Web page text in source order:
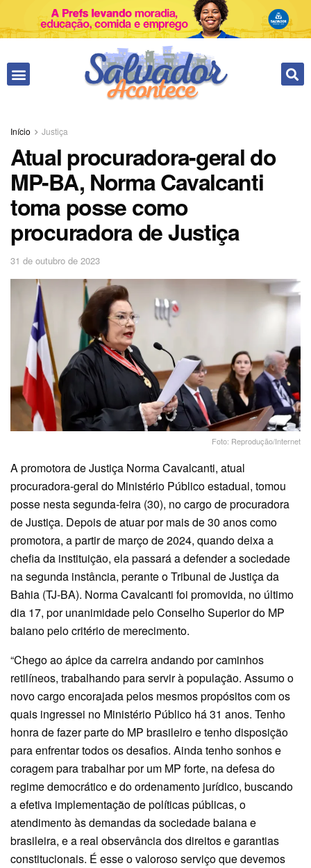
Início Justiça
Atual procuradora-geral do
MP-BA, Norma Cavalcanti
toma posse como
procuradora de Justiça
31 de outubro de 2023
Foto: Reprodução/Internet
A promotora de Justiça Norma Cavalcanti, atual
procuradora-geral do Ministério Público estadual, tomou
posse nesta segunda-feira (30), no cargo de procuradora
de Justiça. Depois de atuar por mais de 30 anos como
promotora, a partir de março de 2024, quando deixa a
chefia da instituição, ela passará a defender a sociedade
na segunda instância, perante o Tribunal de Justiça da
Bahia (TJ-BA). Norma Cavalcanti foi promovida, no último
dia 17, por unanimidade pelo Conselho Superior do MP
baiano pelo critério de merecimento.
“Chego ao ápice da carreira andando por caminhos
retilíneos, trabalhando para servir à população. Assumo o
novo cargo encorajada pelos mesmos propósitos com os
quais ingressei no Ministério Público há 31 anos. Tenho
honra de fazer parte do MP brasileiro e tenho disposição
para enfrentar todos os desafios. Ainda tenho sonhos e
coragem para trabalhar por um MP forte, na defesa do
regime democrático e do ordenamento jurídico, buscando
a efetiva implementação de políticas públicas, o
atendimento às demandas da sociedade baiana e
brasileira, e a real observância dos direitos e garantias
constitucionais. É esse o valoroso serviço que devemos